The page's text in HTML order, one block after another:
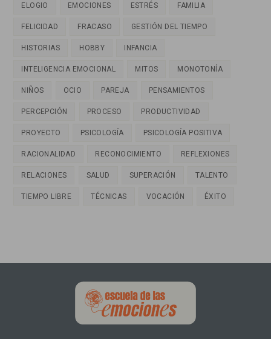
ELOGIO EMOCIONES ESTRÉS FAMILIA
FELICIDAD FRACASO GESTIÓN DEL TIEMPO
HISTORIAS HOBBY INFANCIA
INTELIGENCIA EMOCIONAL MITOS MONOTONÍA
NIÑOS OCIO PAREJA PENSAMIENTOS
PERCEPCIÓN PROCESO PRODUCTIVIDAD
PROYECTO PSICOLOGÍA PSICOLOGÍA POSITIVA
RACIONALIDAD RECONOCIMIENTO REFLEXIONES
RELACIONES SALUD SUPERACIÓN TALENTO
TIEMPO LIBRE TÉCNICAS VOCACIÓN ÉXITO